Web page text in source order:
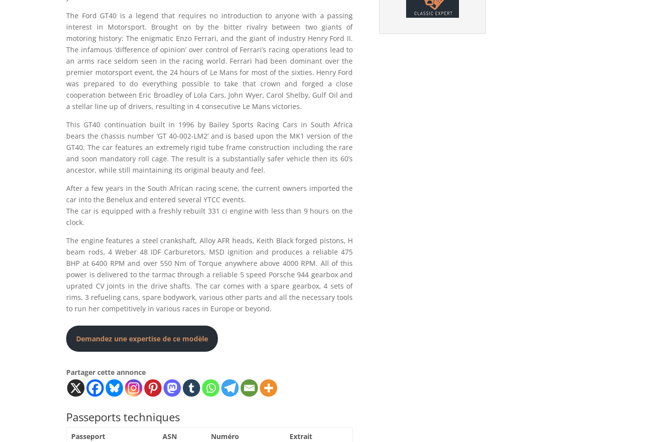
The Ford GT40 is a legend that requires no introduction to anyone with a passing
interest in Motorsport. Brought on by the bitter rivalry between two giants of
motoring history: The enigmatic Enzo Ferrari, and the giant of industry Henry Ford II.
The infamous ‘difference of opinion’ over control of Ferrari’s racing operations lead to
an arms race seldom seen in the racing world. Ferrari had been dominant over the
premier motorsport event, the 24 hours of Le Mans for most of the sixties. Henry Ford
was prepared to do everything possible to take that crown and forged a close
cooperation between Eric Broadley of Lola Cars, John Wyer, Carol Shelby, Gulf Oil and
a stellar line up of drivers, resulting in 4 consecutive Le Mans victories.
This GT40 continuation built in 1996 by Bailey Sports Racing Cars in South Africa
bears the chassis number ‘GT 40-002-LM2’ and is based upon the MK1 version of the
GT40. The car features an extremely rigid tube frame construction including the rare
and soon mandatory roll cage. The result is a substantially safer vehicle then its 60’s
ancestor, while still maintaining its original beauty and feel.
After a few years in the South African racing scene, the current owners imported the
car into the Benelux and entered several YTCC events.
The car is equipped with a freshly rebuilt 331 ci engine with less than 9 hours on the
clock.
The engine features a steel crankshaft, Alloy AFR heads, Keith Black forged pistons, H
beam rods, 4 Weber 48 IDF Carburetors, MSD ignition and produces a reliable 475
BHP at 6400 RPM and over 550 Nm of Torque anywhere above 4000 RPM. All of this
power is delivered to the tarmac through a reliable 5 speed Porsche 944 gearbox and
uprated CV joints in the drive shafts. The car comes with a spare gearbox, 4 sets of
rims, 3 refueling cans, spare bodywork, various other parts and all the necessary tools
to run her competitively in various races in Europe or beyond.
Demandez une expertise de ce modèle
Partager cette annonce
Passeports techniques
Passeport ASN Numéro Extrait